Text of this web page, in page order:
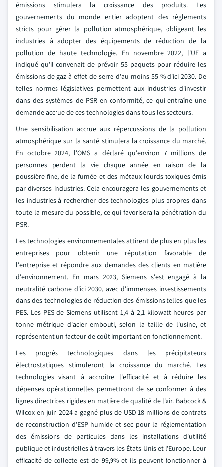
émissions stimulera la croissance des produits. Les
gouvernements du monde entier adoptent des règlements
stricts pour gérer la pollution atmosphérique, obligeant les
industries à adopter des équipements de réduction de la
pollution de haute technologie. En novembre 2022, l'UE a
indiqué qu'il convenait de prévoir 55 paquets pour réduire les
émissions de gaz à effet de serre d'au moins 55 % d'ici 2030. De
telles normes législatives permettent aux industries d'investir
dans des systèmes de PSR en conformité, ce qui entraîne une
demande accrue de ces technologies dans tous les secteurs.
Une sensibilisation accrue aux répercussions de la pollution
atmosphérique sur la santé stimulera la croissance du marché.
En octobre 2024, l'OMS a déclaré qu'environ 7 millions de
personnes perdent la vie chaque année en raison de la
poussière fine, de la fumée et des métaux lourds toxiques émis
par diverses industries. Cela encouragera les gouvernements et
les industries à rechercher des technologies plus propres dans
toute la mesure du possible, ce qui favorisera la pénétration du
PSR.
Les technologies environnementales attirent de plus en plus les
entreprises pour obtenir une réputation favorable de
l'entreprise et répondre aux demandes des clients en matière
d'environnement. En mars 2023, Siemens s'est engagé à la
neutralité carbone d'ici 2030, avec d'immenses investissements
dans des technologies de réduction des émissions telles que les
PES. Les PES de Siemens utilisent 1,4 à 2,1 kilowatt-heures par
tonne métrique d'acier embouti, selon la taille de l'usine, et
représentent un facteur de coût important en fonctionnement.
Les progrès technologiques dans les précipitateurs
électrostatiques stimuleront la croissance du marché. Les
technologies visant à accroître l'efficacité et à réduire les
dépenses opérationnelles permettront de se conformer à des
lignes directrices rigides en matière de qualité de l'air. Babcock &
Wilcox en juin 2024 a gagné plus de USD 18 millions de contrats
de reconstruction d'ESP humide et sec pour la réglementation
des émissions de particules dans les installations d'utilité
publique et industrielles à travers les États-Unis et l'Europe. Leur
efficacité de collecte est de 99,9% et ils peuvent fonctionner à